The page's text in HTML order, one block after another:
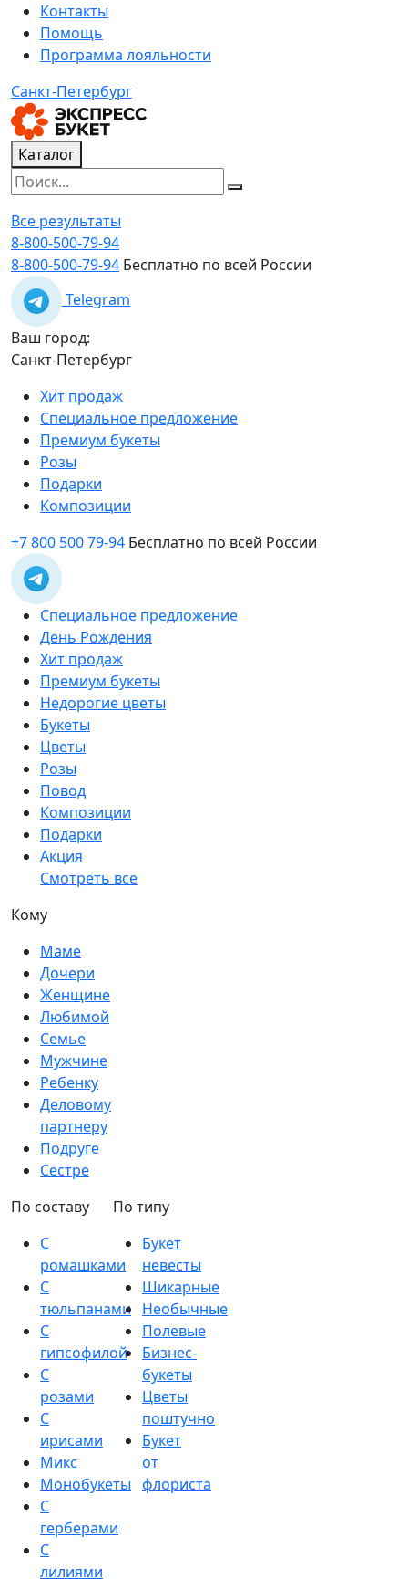
Контакты
Помощь
Программа лояльности
Санкт-Петербург
Каталог
Все результаты
8-800-500-79-94
8-800-500-79-94 Бесплатно по всей России
Telegram
Ваш город:
Санкт-Петербург
Хит продаж
Специальное предложение
Премиум букеты
Розы
Подарки
Композиции
+7 800 500 79-94 Бесплатно по всей России
Специальное предложение
День Рождения
Хит продаж
Премиум букеты
Недорогие цветы
Букеты
Цветы
Розы
Повод
Композиции
Подарки
Акция
Смотреть все
Кому
Маме
Дочери
Женщине
Любимой
Семье
Мужчине
Ребенку
Деловому
партнеру
Подруге
Сестре
По составу
С
ромашками
С
тюльпанами
С
гипсофилой
С
розами
С
ирисами
Микс
Монобукеты
С
герберами
С
лилиями
По типу
Букет
невесты
Шикарные
Необычные
Полевые
Бизнес-
букеты
Цветы
поштучно
Букет
от
флориста